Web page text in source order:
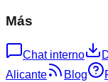
Más
Chat interno
Alicante
Blog